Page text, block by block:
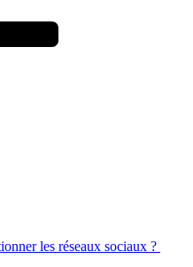
les réseaux sociaux ?